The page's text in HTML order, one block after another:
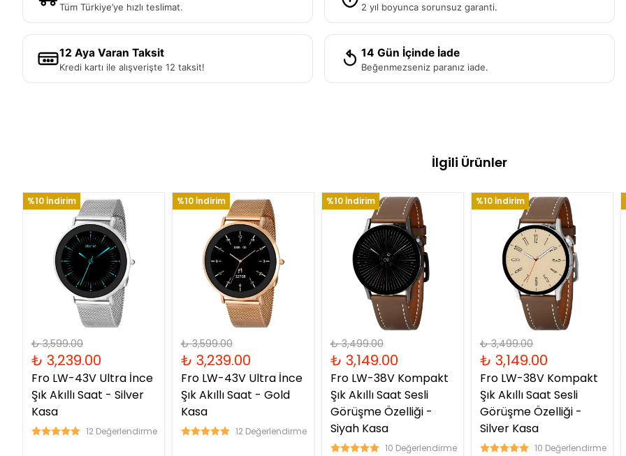
Tüm Türkiye’ye hızlı teslimat. 2 yıl boyunca sorunsuz garanti.
12 Aya Varan Taksit
Kredi kartı ile alışverişte 12 taksit!
14 Gün İçinde İade
Beğenmezseniz paranız iade.
İlgili Ürünler
%10 İndirim
₺ 3,599.00
₺ 3,239.00
Fro LW-43V Ultra İnce
Şık Akıllı Saat - Silver
Kasa
12 Değerlendirme
%10 İndirim
₺ 3,599.00
₺ 3,239.00
Fro LW-43V Ultra İnce
Şık Akıllı Saat - Gold
Kasa
12 Değerlendirme
%10 İndirim
₺ 3,499.00
₺ 3,149.00
Fro LW-38V Kompakt
Şık Akıllı Saat Sesli
Görüşme Özelliği -
Siyah Kasa
10 Değerlendirme
%10 İndirim
₺ 3,499.00
₺ 3,149.00
Fro LW-38V Kompakt
Şık Akıllı Saat Sesli
Görüşme Özelliği -
Silver Kasa
10 Değerlendirme